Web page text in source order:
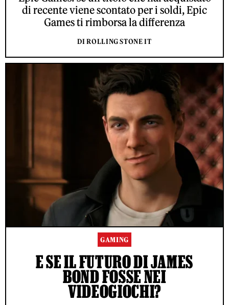
di recente viene scontato per i soldi, Epic
Games ti rimborsa la differenza
DI ROLLING STONE IT
GAMING
E SE IL FUTURO DI JAMES
BOND FOSSE NEI
VIDEOGIOCHI?